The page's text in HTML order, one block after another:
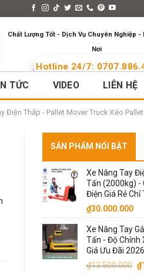
Chất Lượng Tốt - Dịch Vụ Chuyên Nghiệp -
Nơi
Hotline 24/7:
TỨC VIDEO LIÊN HỆ
Điện Thấp - Pallet Mover Truck Kéo
SẢN PHẨM NỔI BẬT
Xe Nâng Tay
Tấn (2000kg) -
Điện Giá Rẻ Chỉ
₫30.000.000
Xe Nâng Tay
Tấn - Độ Chính
Giá Ưu Đãi 2026
₫13.500.000 ₫